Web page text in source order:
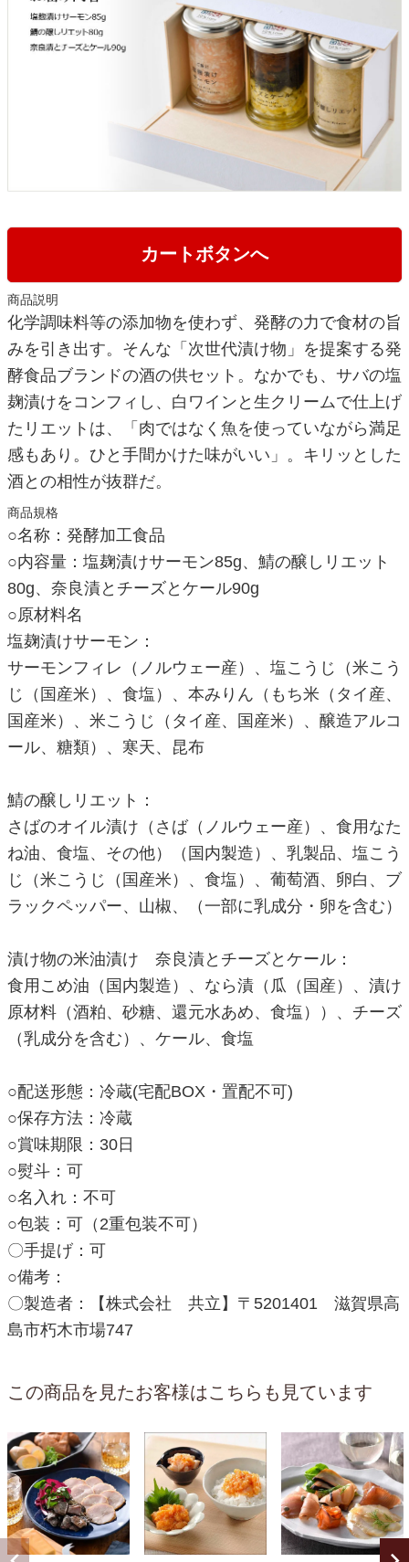
カートボタンへ
商品説明
化学調味料等の添加物を使わず、発酵の力で食材の旨
みを引き出す。そんな「次世代漬け物」を提案する発
酵食品ブランドの酒の供セット。なかでも、サバの塩
麹漬けをコンフィし、白ワインと生クリームで仕上げ
たリエットは、「肉ではなく魚を使っていながら満足
感もあり。ひと手間かけた味がいい」。キリッとした
酒との相性が抜群だ。
商品規格
○名称：発酵加工食品
○内容量：塩麹漬けサーモン85g、鯖の醸しリエット
80g、奈良漬とチーズとケール90g
○原材料名
塩麹漬けサーモン：
サーモンフィレ（ノルウェー産）、塩こうじ（米こう
じ（国産米）、食塩）、本みりん（もち米（タイ産、
国産米）、米こうじ（タイ産、国産米）、醸造アルコ
ール、糖類）、寒天、昆布
鯖の醸しリエット：
さばのオイル漬け（さば（ノルウェー産）、食用なた
ね油、食塩、その他）（国内製造）、乳製品、塩こう
じ（米こうじ（国産米）、食塩）、葡萄酒、卵白、ブ
ラックペッパー、山椒、（一部に乳成分・卵を含む）
漬け物の米油漬け 奈良漬とチーズとケール：
食用こめ油（国内製造）、なら漬（瓜（国産）、漬け
原材料（酒粕、砂糖、還元水あめ、食塩））、チーズ
（乳成分を含む）、ケール、食塩
○配送形態：冷蔵(宅配BOX・置配不可)
○保存方法：冷蔵
○賞味期限：30日
○熨斗：可
○名入れ：不可
○包装：可（2重包装不可）
〇手提げ：可
○備考：
〇製造者：【株式会社 共立】〒5201401 滋賀県高
島市朽木市場747
この商品を見たお客様はこちらも見ています